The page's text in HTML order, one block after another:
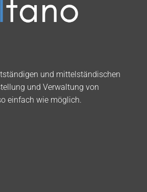
und mittelständischen
und Verwaltung von
einfach wie möglich.